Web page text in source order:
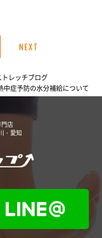
NEXT
トレッチブログ
中症予防の水分補給について
門店
・愛知